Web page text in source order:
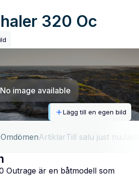
320 Oc
No image available
Lägg till en egen bild
OmdömenArtiklarTill salu just nu
Outrage är en båtmodell som